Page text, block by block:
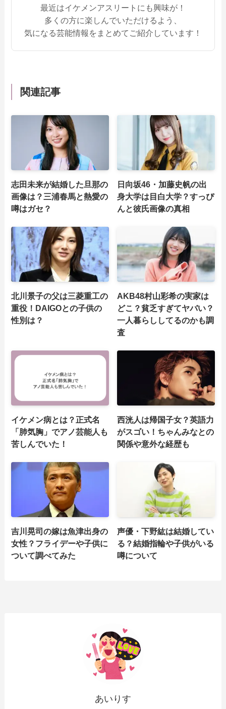
最近はイケメンアスリートにも興味が！
多くの方に楽しんでいただけるよう、
気になる芸能情報をまとめてご紹介しています！
関連記事
志田未来が結婚した旦那の
画像は？三浦春馬と熱愛の
噂はガセ？
日向坂46・加藤史帆の出
身大学は目白大学？すっぴ
んと彼氏画像の真相
北川景子の父は三菱重工の
重役！DAIGOとの子供の
性別は？
AKB48村山彩希の実家は
どこ？貧乏すぎてヤバい？
一人暮らししてるのかも調
査
イケメン病とは？正式名
「肺気胸」でアノ芸能人も
苦しんでいた！
西洸人は帰国子女？英語力
がスゴい！ちゃんみなとの
関係や意外な経歴も
吉川晃司の嫁は魚津出身の
女性？フライデーや子供に
ついて調べてみた
声優・下野紘は結婚してい
る？結婚指輪や子供がいる
噂について
あいりす